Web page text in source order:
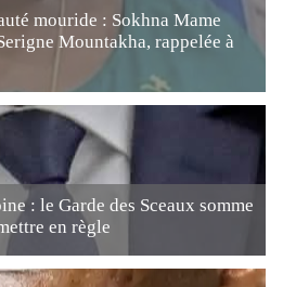
mouride : Sokhna Mame
Mountakha, rappelée à
: le Garde des Sceaux somme
en règle